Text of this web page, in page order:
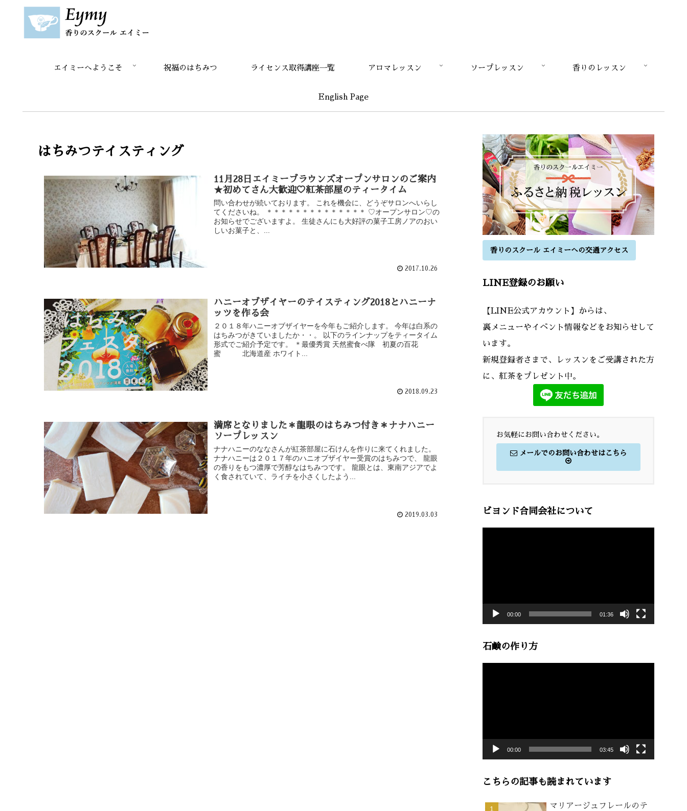
エイミーへようこそ 祝福のはちみつ ライセンス取得講座一覧 アロマレッスン ソープレッスン 香りのレッスン
English Page
はちみつテイスティング
11月28日エイミーブラウンズオープンサロンのご案内
★初めてさん大歓迎♡紅茶部屋のティータイム
問い合わせが続いております。 これを機会に、どうぞサロンへいらし
てくださいね。 ＊＊＊＊＊＊＊＊＊＊＊＊＊＊ ♡オープンサロン♡の
お知らせでございますよ。 生徒さんにも大好評の菓子工房ノアのおい
しいお菓子と、...
2017.10.26
ハニーオブザイヤーのテイスティング2018とハニーナ
ッツを作る会
２０１８年ハニーオブザイヤーを今年もご紹介します。 今年は白系の
はちみつがきていましたか・・。 以下のラインナップをティータイム
形式でご紹介予定です。 ＊最優秀賞 天然蜜食べ隊 初夏の百花
蜜 北海道産 ホワイト...
2018.09.23
満席となりました＊龍眼のはちみつ付き＊ナナハニー
ソープレッスン
ナナハニーのななさんが紅茶部屋に石けんを作りに来てくれました。
ナナハニーは２０１７年のハニオブザイヤー受賞のはちみつで、 龍眼
の香りをもつ濃厚で芳醇なはちみつです。 龍眼とは、東南アジアでよ
く食されていて、ライチを小さくしたよう...
2019.03.03
香りのスクール エイミーへの交通アクセス
LINE登録のお願い
【LINE公式アカウント】からは、
裏メニューやイベント情報などをお知らせして
います。
新規登録者さまで、レッスンをご受講された方
に、紅茶をプレゼント中。
お気軽にお問い合わせください。
メールでのお問い合わせはこちら
ビヨンド合同会社について
00:00 01:36
石鹸の作り方
00:00 03:45
こちらの記事も読まれています
マリアージュフレールのテ